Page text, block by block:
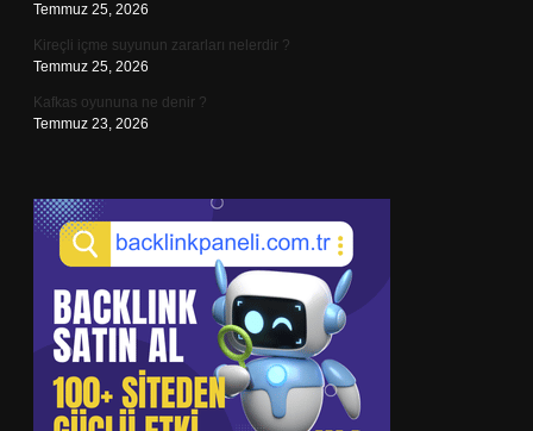
Temmuz 25, 2026
Kireçli içme suyunun zararları nelerdir ?
Temmuz 25, 2026
Kafkas oyununa ne denir ?
Temmuz 23, 2026